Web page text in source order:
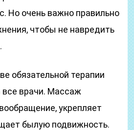
Но очень важно правильно
чтобы не навредить
обязательной терапии
все врачи. Массаж
укрепляет
былую подвижность.